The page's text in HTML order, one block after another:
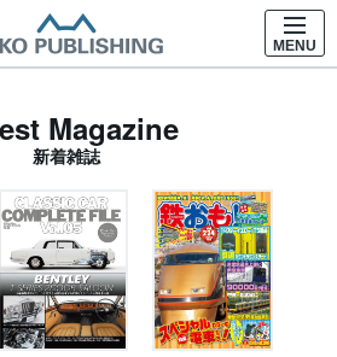
MENU
Magazine
新着雑誌